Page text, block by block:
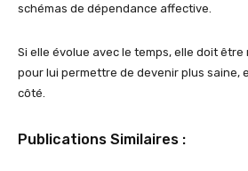
schémas de dépendance affective.
Si elle évolue avec le temps, elle doit
pour lui permettre de devenir plus saine,
côté.
Publications Similaires :